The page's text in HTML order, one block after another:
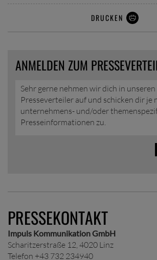
DRUCKEN
ANMELDEN ZUM
Sehr gerne nehmen wir dich in unseren
Presseverteiler auf und schicken dir je
unternehmens- und/oder
Presseinformationen zu.
PRESSEKONTAKT
Impuls Kommunikation GmbH
Scharitzerstraße 12, 4020 Linz
Telefon +43 732 234940